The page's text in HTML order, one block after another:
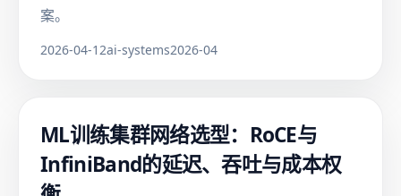
案。
2026-04-12ai-systems2026-04
ML训练集群网络选型：RoCE与
InfiniBand的延迟、吞吐与成本权